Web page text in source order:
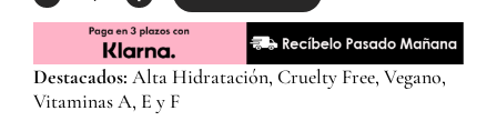
Destacados: Alta Hidratación, Cruelty Free, Vegano,
Vitaminas A, E y F